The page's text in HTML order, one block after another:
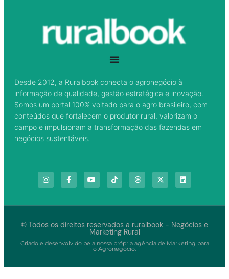
Desde 2012, a Ruralbook conecta o agronegócio à
informação de qualidade, gestão estratégica e inovação.
Somos um portal 100% voltado para o agro brasileiro, com
conteúdos que fortalecem o produtor rural, valorizam o
campo e impulsionam a transformação das fazendas em
negócios sustentáveis.
© Todos os direitos reservados a ruralbook - Negócios e
Marketing Rural
Criado e desenvolvido pela nossa própria agência de Marketing para
o Agronegócio.